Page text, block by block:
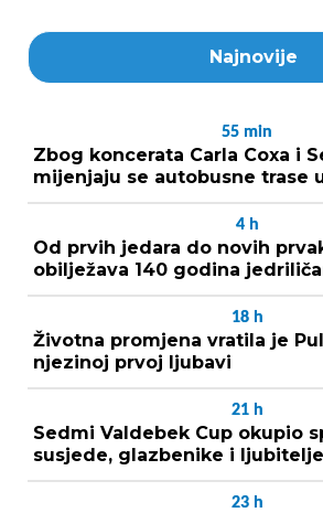
Najnovije
55 min
Zbog koncerata Carla Coxa i
mijenjaju se autobusne trase
4 h
Od prvih jedara do novih
obilježava 140 godina
18 h
Životna promjena vratila je
njezinoj prvoj ljubavi
21 h
Sedmi Valdebek Cup okupio
susjede, glazbenike i
23 h